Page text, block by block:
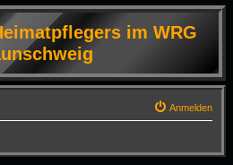
im WRG
Anmelden